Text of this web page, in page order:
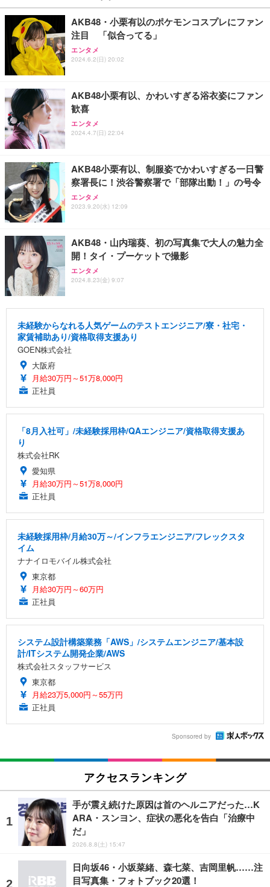
AKB48・小栗有以のポケモンコスプレにファン
注目 「似合ってる」
エンタメ
2024.6.2(日) 20:02
AKB48小栗有以、かわいすぎる浴衣姿にファン
歓喜
エンタメ
2024.4.7(日) 22:04
AKB48小栗有以、制服姿でかわいすぎる一日警
察署長に！渋谷警察署で「部隊出動！」の号令
エンタメ
2023.9.20(水) 12:09
AKB48・山内瑞葵、初の写真集で大人の魅力全
開！タイ・プーケットで撮影
エンタメ
2024.8.23(金) 9:07
未経験からなれる人気ゲームのテストエンジニア/寮・社宅・
家賃補助あり/資格取得支援あり
GOEN株式会社
大阪府
月給30万円～51万8,000円
正社員
「8月入社可」/未経験採用枠/QAエンジニア/資格取得支援あ
り
株式会社RK
愛知県
月給30万円～51万8,000円
正社員
未経験採用枠/月給30万～/インフラエンジニア/フレックスタ
イム
ナナイロモバイル株式会社
東京都
月給30万円～60万円
正社員
システム設計構築業務「AWS」/システムエンジニア/基本設
計/ITシステム開発企業/AWS
株式会社スタッフサービス
東京都
月給23万5,000円～55万円
正社員
Sponsored by
アクセスランキング
手が震え続けた原因は首のヘルニアだった…K
ARA・スンヨン、症状の悪化を告白「治療中
だ」
2026.8.8(土) 15:47
日向坂46・小坂菜緒、森七菜、吉岡里帆……注
目写真集・フォトブック20選！